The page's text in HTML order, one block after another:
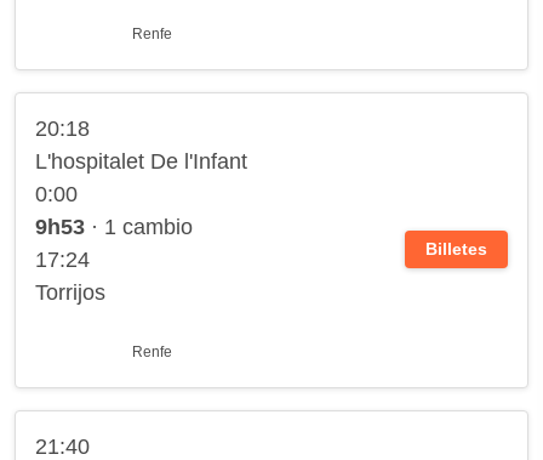
Renfe
20:18
L'hospitalet De l'Infant
0:00
9h53 · 1 cambio
17:24
Torrijos
Renfe
Billetes
21:40